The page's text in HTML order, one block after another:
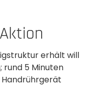
erhält will
5 Minuten
Handrührgerät